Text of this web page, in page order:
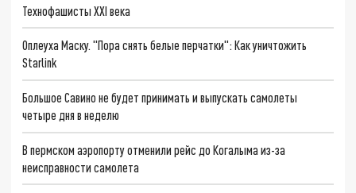
Технофашисты XXI века
Оплеуха Маску. "Пора снять белые перчатки": Как уничтожить
Starlink
Большое Савино не будет принимать и выпускать самолеты
четыре дня в неделю
В пермском аэропорту отменили рейс до Когалыма из-за
неисправности самолета